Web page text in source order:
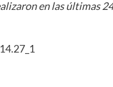
en las últimas